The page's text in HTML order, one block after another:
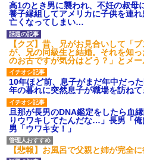
私「ちょっと、人の家の金庫
触らないでよ！」キチママ『そ
こに金庫があったから、開けて
みようとしただけ☆』義兄「泥
は出てけ！二度と来るな！」結
果・・・
私「初めて飲む味だけどなん
のお茶？」彼「ちっ！」私「」
【GIF】JSのカンチョーワロ
タ
後続車にクラクションを鳴ら
され彼氏が逆切れ。「何クラク
ション鳴らしてんだ！降りてこ
いよ！」と怒鳴りだし...
【衝撃】報酬100万円超の治験
募集がこちらｗｗｗｗｗ(※画像
あり)
高1のとき男に襲われ、不妊の叔
養子縁組してアメリカに子供を連
亡くなってしまい…
【クズ】昔、兄がお見合いして「
が、兄の同級生と結婚。それを知
のお古ですが気分はどう？」とメ
10年ほど前、息子がまだ年中だっ
年の暮れに突然息子が職場を訪ねて
旦那が長男のDNA鑑定をしたら血
りウワキしてたんだな…」長男「
男「ウワキ女！」
【悲報】お風呂で父親と姉が完全